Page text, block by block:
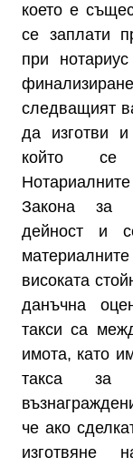
което е
се заплати
при
следващият
да изготви
който се
Закона за
дейност и
високата
данъчна
такси са
имота, като
такса за
че ако
изготвяне